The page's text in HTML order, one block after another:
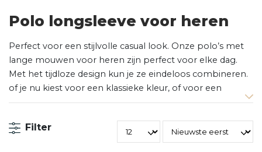
Polo longsleeve voor heren
Perfect voor een stijlvolle casual look. Onze polo’s met
lange mouwen voor heren zijn perfect voor elke dag.
Met het tijdloze design kun je ze eindeloos combineren.
of je nu kiest voor een klassieke kleur, of voor een
modern patroon, er is altijd een polo die bij je past. We
Dstrezzed
Selected Homme
Filter